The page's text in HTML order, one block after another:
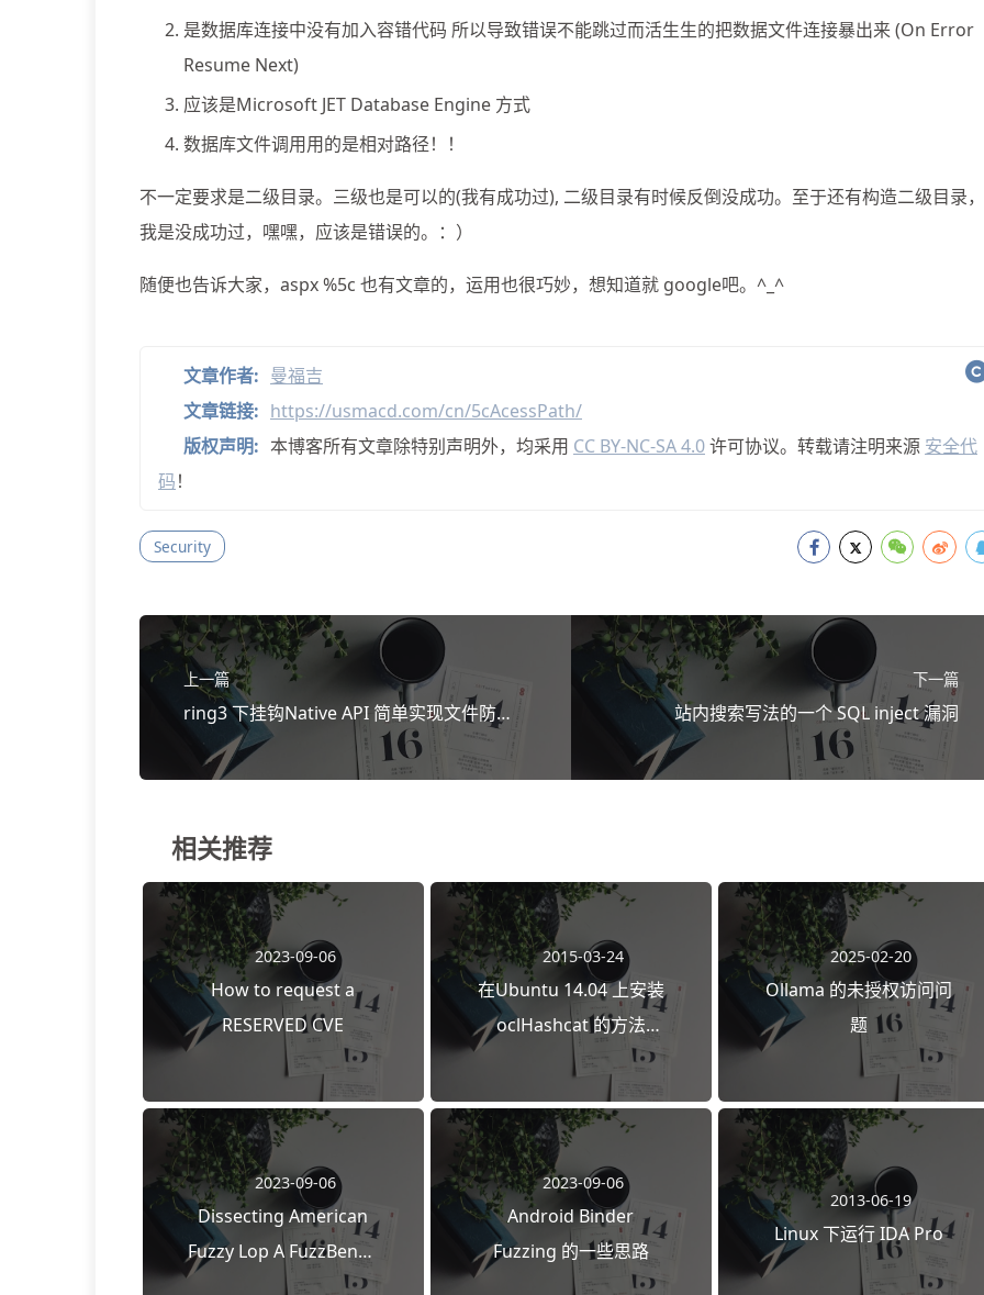
是数据库连接中没有加入容错代码 所以导致错误不能跳过而活生生的把数据文件连接暴出来 (On Error
Resume Next)
应该是Microsoft JET Database Engine 方式
数据库文件调用用的是相对路径！！
不一定要求是二级目录。三级也是可以的(我有成功过), 二级目录有时候反倒没成功。至于还有构造二级目录，
我是没成功过，嘿嘿，应该是错误的。：）
随便也告诉大家，aspx %5c 也有文章的，运用也很巧妙，想知道就 google吧。^_^
文章作者: 曼福吉
文章链接: https://usmacd.com/cn/5cAcessPath/
版权声明: 本博客所有文章除特别声明外，均采用 CC BY-NC-SA 4.0许可协议。转载请注明来源 安全代
码！
Security
上一篇
ring3 下挂钩Native API 简单实现文件防删
下一篇
站内搜索写法的一个 SQL inject 漏洞
相关推荐
2023-09-06
How to request a
RESERVED CVE
2015-03-24
在Ubuntu 14.04 上安装
oclHashcat 的方法
(cuda)
2025-02-20
Ollama 的未授权访问问
题
2023-09-06
Dissecting American
Fuzzy Lop A FuzzBench
Evaluation 要点
2023-09-06
Android Binder
Fuzzing 的一些思路
2013-06-19
Linux 下运行 IDA Pro